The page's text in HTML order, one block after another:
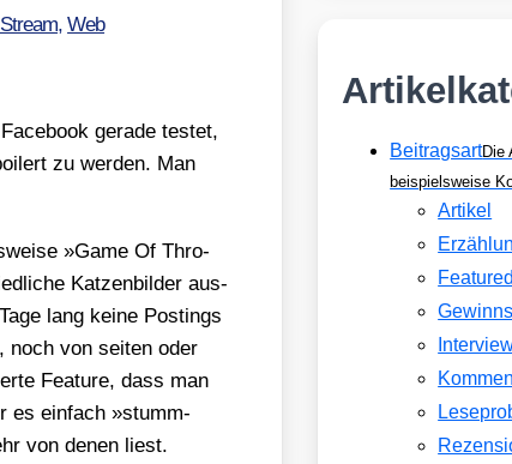
,Web
gera­de tes­tet,
zu wer­den. Man
»Game Of Thro­
Kat­zen­bil­der aus­
lang kei­ne Pos­tings
noch von sei­ten oder
Fea­ture, dass man
es ein­fach »stumm­
von denen liest.
BeitragsartDie
beispielsweise
Artikel